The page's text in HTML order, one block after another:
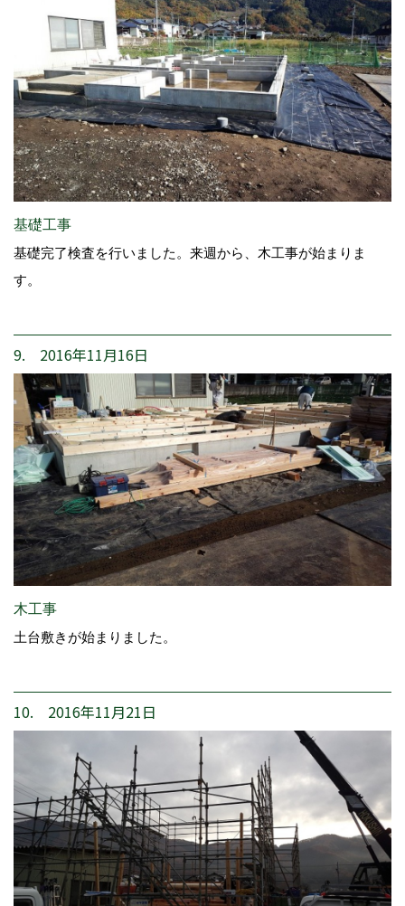
基礎工事
基礎完了検査を行いました。来週から、木工事が始まりま
す。
9. 2016年11月16日
木工事
土台敷きが始まりました。
10. 2016年11月21日